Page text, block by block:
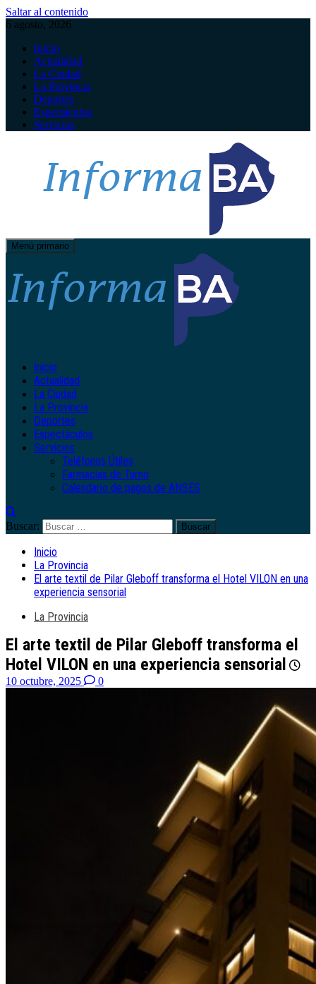
Saltar al contenido
6 agosto, 2026
Inicio
Actualidad
La Ciudad
La Provincia
Deportes
Espectáculos
Servicios
Menú primario
Inicio
Actualidad
La Ciudad
La Provincia
Deportes
Espectáculos
Servicios
Teléfonos Útiles
Farmacias de Turno
Calendario de pagos de ANSES
Buscar:
Inicio
La Provincia
El arte textil de Pilar Gleboff transforma el Hotel VILON en una
experiencia sensorial
La Provincia
El arte textil de Pilar Gleboff transforma el
Hotel VILON en una experiencia sensorial
10 octubre, 2025 0